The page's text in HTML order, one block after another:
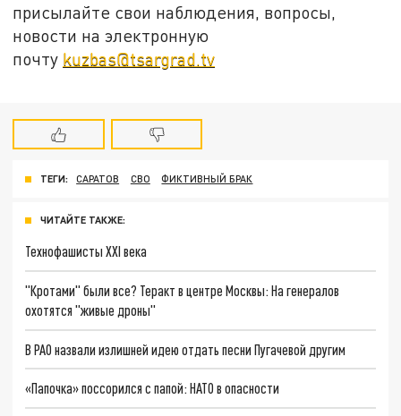
присылайте свои наблюдения, вопросы,
новости на электронную
почту kuzbas@tsargrad.tv
ТЕГИ: САРАТОВ СВО ФИКТИВНЫЙ БРАК
ЧИТАЙТЕ ТАКЖЕ:
Технофашисты XXI века
"Кротами" были все? Теракт в центре Москвы: На генералов
охотятся "живые дроны"
В РАО назвали излишней идею отдать песни Пугачевой другим
«Папочка» поссорился с папой: НАТО в опасности